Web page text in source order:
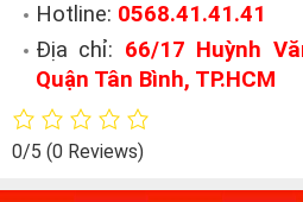
Hotline: 0568.41.41.41
Địa chỉ: 66/17 Huỳnh
Quận Tân Bình, TP.HCM
0/5 (0 Reviews)